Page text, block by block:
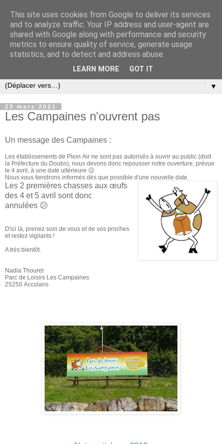
▼
23 mars 2021
Les Campaines n'ouvrent pas
Un message des Campaines :
Les établissements de Plein Air ne sont pas autorisés à ouvrir au public (dixit
la Préfecture du Doubs), nous devons donc repousser notre ouverture, prévue
le 4 avril, à une date ultérieure 😖
Nous vous tiendrons informés dès que possible d'une nouvelle date.
Les 2 premières chasses aux œufs
des 4 et 5 avril sont donc
annulées 😕
D'ici là, prenez soin de vous et de vos proches
et restez vigilants !
A très bientôt.
Nadia Thouret
Parc de Loisirs Les Campaines
25250 Accolans
This site uses cookies from Google to deliver its services
and to analyze traffic. Your IP address and user-agent are
shared with Google along with performance and security
metrics to ensure quality of service, generate usage
statistics, and to detect and address abuse.
LEARN MORE GOT IT